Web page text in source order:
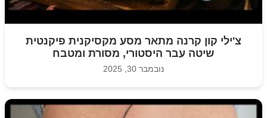
צ'ילי קון קרנה מתאר מסע מקסיקנית פיקנטית
שיטה עבר היסטורי, מסורת ומטבח
נובמבר 30, 2025